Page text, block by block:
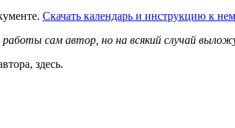
Скачать календарь и инструкцию к
сам автор, но на всякий случай
здесь.